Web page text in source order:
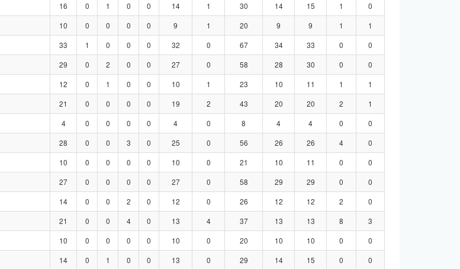
16 0 1 0 0 14 1 30 14 15 1
0
10 0 0 0 0 9 1 20 9 9 1
1
33 1 0 0 0 32 0 67 34 33 0
0
29 0 2 0 0 27 0 58 28 30 0
0
12 0 1 0 0 10 1 23 10 11 1
1
21 0 0 0 0 19 2 43 20 20 2
1
4 0 0 0 0 4 0 8 4 4 0
0
28 0 0 3 0 25 0 56 26 26 4
0
10 0 0 0 0 10 0 21 10 11 0
0
27 0 0 0 0 27 0 58 29 29 0
0
14 0 0 2 0 12 0 26 12 12 2
0
21 0 0 4 0 13 4 37 13 13 8
3
10 0 0 0 0 10 0 20 10 10 0
0
14 0 1 0 0 13 0 29 14 15 0
0